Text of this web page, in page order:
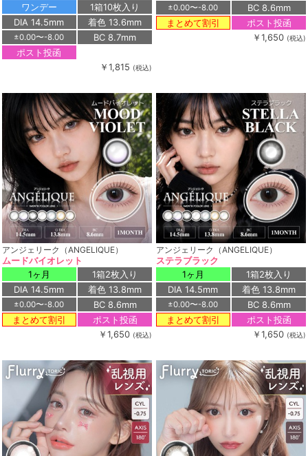
ワンデー
1箱10枚入り
DIA 14.5mm
着色 13.6mm
±0.00〜-8.00
BC 8.7mm
ポスト投函
￥1,815 (税込)
±0.00〜-8.00
BC 8.6mm
まとめて割引
ポスト投函
￥1,650 (税込)
アンジェリーク（ANGELIQUE）
ムードバイオレット
1ヶ月
1箱2枚入り
DIA 14.5mm
着色 13.8mm
±0.00〜-8.00
BC 8.6mm
まとめて割引
ポスト投函
￥1,650 (税込)
アンジェリーク（ANGELIQUE）
ステラブラック
1ヶ月
1箱2枚入り
DIA 14.5mm
着色 13.8mm
±0.00〜-8.00
BC 8.6mm
まとめて割引
ポスト投函
￥1,650 (税込)